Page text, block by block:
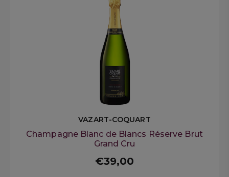
VAZART-COQUART
Champagne Blanc de Blancs Réserve Brut
Grand Cru
€39,00